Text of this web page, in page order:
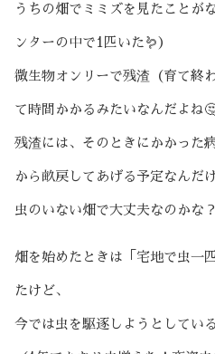
うちの畑でミミズを見たことが
ンターの中で1匹いた🪱）
微生物オンリーで残渣（育て終
て時間かかるみたいなんだよね
残渣には、そのときにかかった
から畝戻してあげる予定なんだけ
虫のいない畑で大丈夫なのかな？
畑を始めたときは「宅地で虫一
たけど、
今では虫を駆逐しようとしてい